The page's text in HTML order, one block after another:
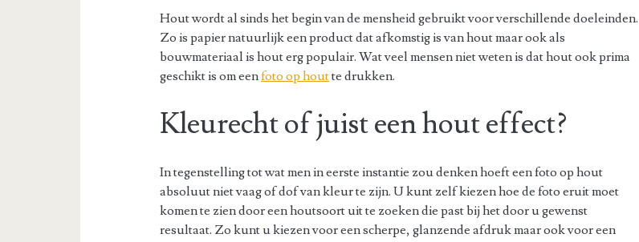
Hout wordt al sinds het begin van de mensheid gebruikt voor verschillende doeleinden.
Zo is papier natuurlijk een product dat afkomstig is van hout maar ook als
bouwmateriaal is hout erg populair. Wat veel mensen niet weten is dat hout ook prima
geschikt is om eenfoto op houtte drukken.
Kleurecht of juist een hout effect?
In tegenstelling tot wat men in eerste instantie zou denken hoeft een foto op hout
absoluut niet vaag of dof van kleur te zijn. U kunt zelf kiezen hoe de foto eruit moet
komen te zien door een houtsoort uit te zoeken die past bij het door u gewenst
resultaat. Zo kunt u kiezen voor een scherpe, glanzende afdruk maar ook voor een